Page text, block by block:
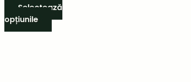
Selectează
opțiunile